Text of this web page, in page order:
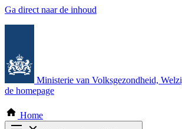
Ga direct naar de inhoud
Ministerie van Volksgezondheid,
de homepage
Home